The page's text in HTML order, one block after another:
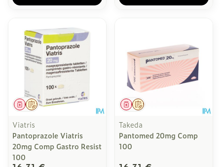
Sur prescription
Médicament
Viatris
Pantoprazole Viatris
20mg Comp Gastro Resist
100
Sur prescription
Médicament
Takeda
Pantomed 20mg Comp
100